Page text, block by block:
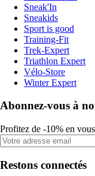
Sneak'In
Sneakids
Sport is good
Training-Fit
Trek-Expert
Triathlon Expert
Vélo-Store
Winter Expert
Abonnez-vous à
Profitez de -10% en
Restons connectés